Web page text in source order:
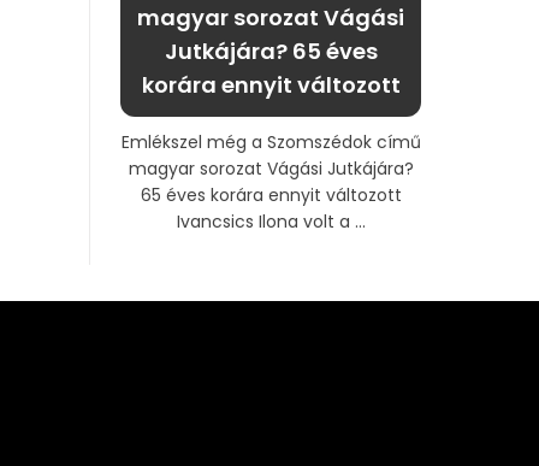
magyar sorozat Vágási
Jutkájára? 65 éves
korára ennyit változott
Emlékszel még a Szomszédok című
magyar sorozat Vágási Jutkájára?
65 éves korára ennyit változott
Ivancsics Ilona volt a ...